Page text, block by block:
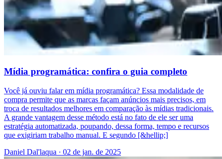
Mídia programática: confira o guia completo
Você já ouviu falar em mídia programática? Essa modalidade de
compra permite que as marcas façam anúncios mais precisos, em
troca de resultados melhores em comparação às mídias tradicionais.
A grande vantagem desse método está no fato de ele ser uma
estratégia automatizada, poupando, dessa forma, tempo e recursos
que exigiriam trabalho manual. E segundo [&hellip;]
Daniel Dal'laqua · 02 de jan. de 2025